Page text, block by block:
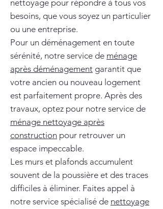
nettoyage pour répondre à tous vos
besoins, que vous soyez un particulier
ou une entreprise.
Pour un déménagement en toute
sérénité, notre service de ménage
après déménagement garantit que
votre ancien ou nouveau logement
est parfaitement propre. Après des
travaux, optez pour notre service de
ménage nettoyage après
construction pour retrouver un
espace impeccable.
Les murs et plafonds accumulent
souvent de la poussière et des traces
difficiles à éliminer. Faites appel à
notre service spécialisé de nettoyage